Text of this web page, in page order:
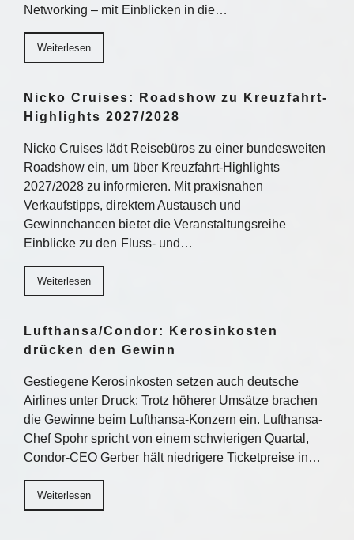
Networking – mit Einblicken in die…
Weiterlesen
Nicko Cruises: Roadshow zu Kreuzfahrt-
Highlights 2027/2028
Nicko Cruises lädt Reisebüros zu einer bundesweiten
Roadshow ein, um über Kreuzfahrt-Highlights
2027/2028 zu informieren. Mit praxisnahen
Verkaufstipps, direktem Austausch und
Gewinnchancen bietet die Veranstaltungsreihe
Einblicke zu den Fluss- und…
Weiterlesen
Lufthansa/Condor: Kerosinkosten
drücken den Gewinn
Gestiegene Kerosinkosten setzen auch deutsche
Airlines unter Druck: Trotz höherer Umsätze brachen
die Gewinne beim Lufthansa-Konzern ein. Lufthansa-
Chef Spohr spricht von einem schwierigen Quartal,
Condor-CEO Gerber hält niedrigere Ticketpreise in…
Weiterlesen